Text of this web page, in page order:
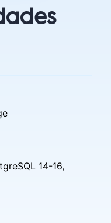
14-16,